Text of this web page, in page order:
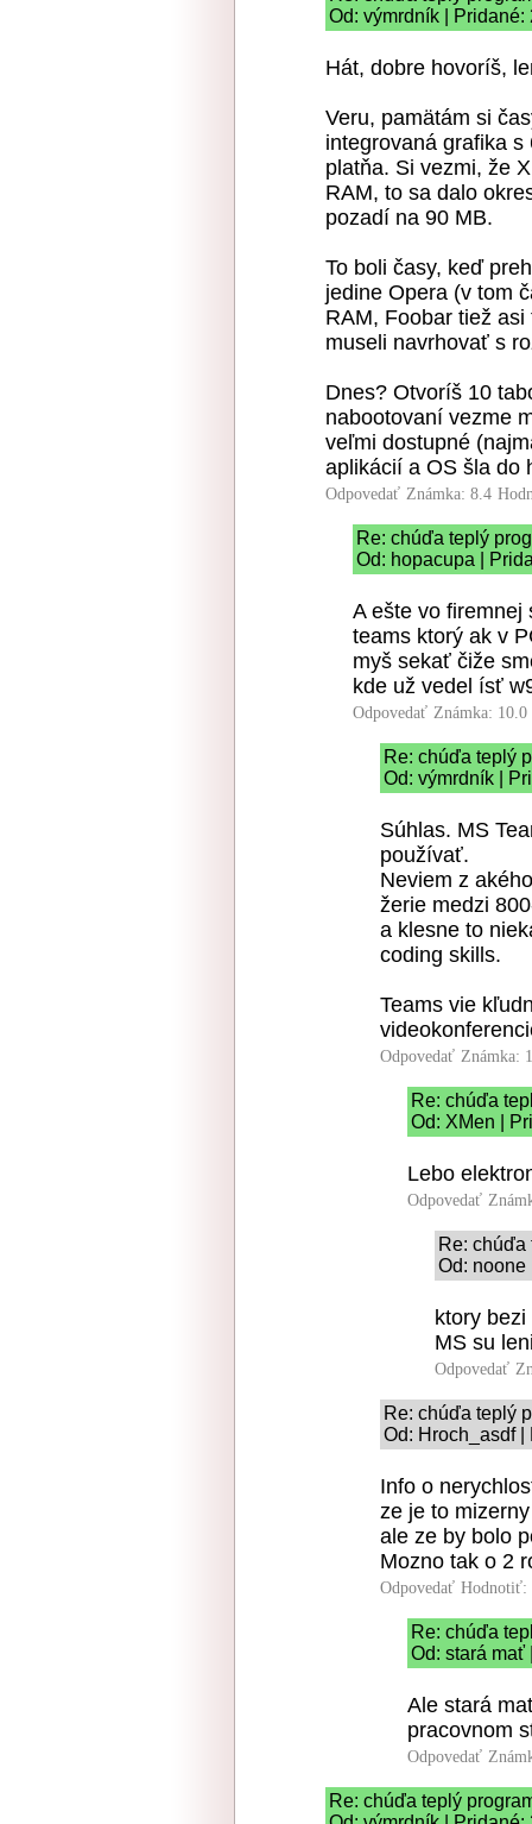
Od: výmrdník | Pridané:
Hát, dobre hovoríš,
Veru, pamätám si
integrovaná grafika
platňa. Si vezmi, že
RAM, to sa dalo
pozadí na 90 MB.
To boli časy, keď
jedine Opera (v tom
RAM, Foobar tiež
museli navrhovať s
Dnes? Otvoríš 10
nabootovaní vezme
veľmi dostupné
aplikácií a OS šla do
Odpovedať Známka: 8.4
Re: chúďa teplý
Od: hopacupa |
A ešte vo firemnej
teams ktorý ak v
myš sekať čiže
kde už vedel ísť
Odpovedať Známka: 10.0
Re: chúďa teplý
Od: výmrdník |
Súhlas. MS
používať.
Neviem z
žerie medzi
a klesne to
coding skills.
Teams vie
Odpovedať Známka:
Re: chúďa
Od: XMen |
Lebo
Odpovedať
Re: chúďa
Od: noone
ktory
MS su
Odpovedať
Re: chúďa teplý
Od: Hroch_asdf
Info o
ze je to
ale ze by bolo
Mozno tak o 2
Odpovedať Hodnotiť:
Re: chúďa
Od: stará mať
Ale stará
pracovnom
Odpovedať
Re: chúďa teplý